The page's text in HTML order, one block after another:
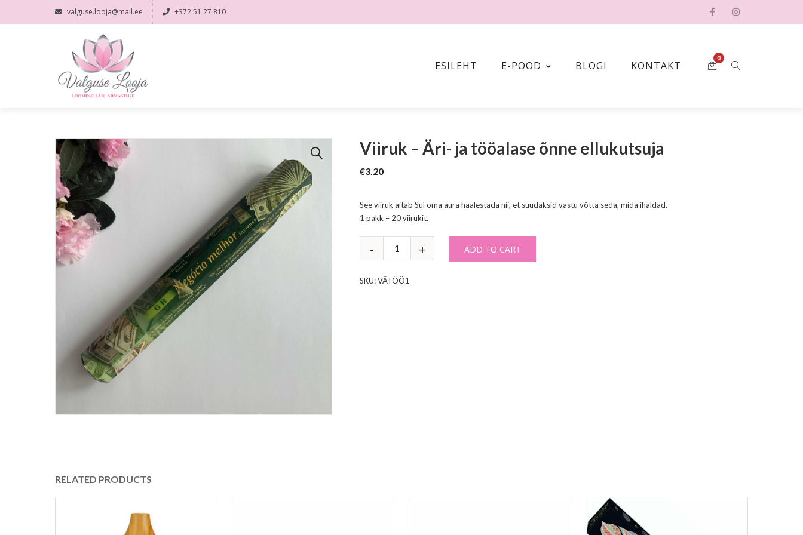
valguse.looja@mail.ee +372 51 27 810
ESILEHT E-POOD BLOGI KONTAKT
0
🔍
Viiruk – Äri- ja tööalase õnne ellukutsuja
€3.20
See viiruk aitab Sul oma aura häälestada nii, et suudaksid vastu võtta seda, mida ihaldad.
1 pakk – 20 viirukit.
ADD TO CART
SKU:VÄTÖÖ1
RELATED PRODUCTS